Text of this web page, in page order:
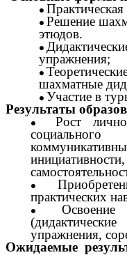
Практическая
Решение
этюдов.
упражнения;
шахматные
Участие в
Результаты
Рост
социального
практических
упражнения,
Ожидаемые